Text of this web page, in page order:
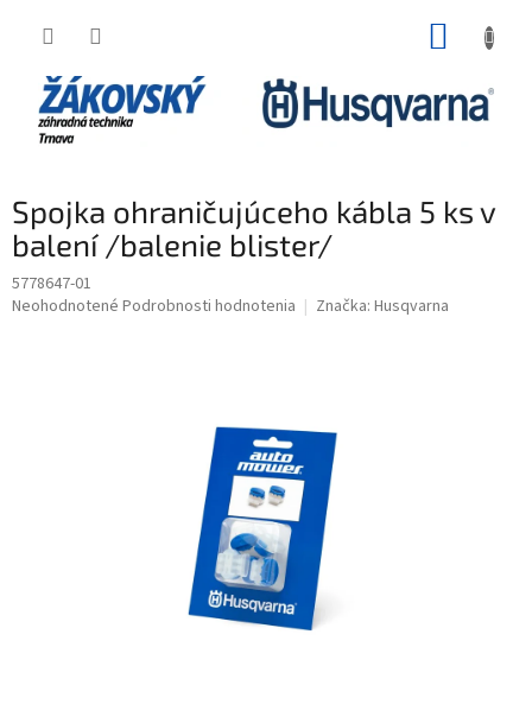
Spojka ohraničujúceho kábla 5 ks v
balení /balenie blister/
5778647-01
Priemerné hodnotenie produktu je 0,0 z 5 hviezdičiek.
Neohodnotené Podrobnosti hodnotenia Značka: Husqvarna